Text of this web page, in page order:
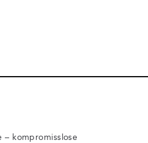
– kompromisslose